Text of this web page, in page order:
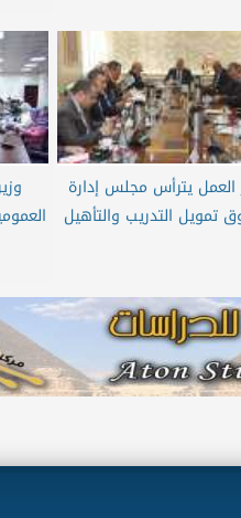
العمل يترأس مجلس إدارة
تمويل التدريب والتأهيل